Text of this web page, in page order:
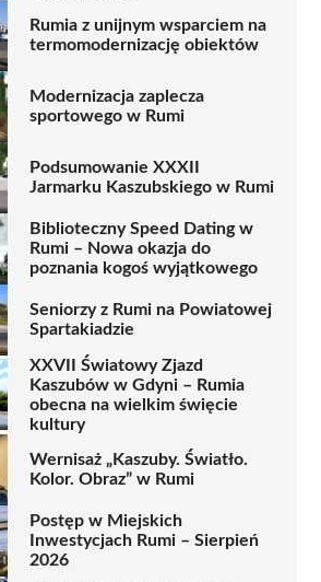
Rumia z unijnym wsparciem na
termomodernizację obiektów
Modernizacja zaplecza
sportowego w Rumi
Podsumowanie XXXII
Jarmarku Kaszubskiego w Rumi
Biblioteczny Speed Dating w
Rumi – Nowa okazja do
poznania kogoś wyjątkowego
Seniorzy z Rumi na Powiatowej
Spartakiadzie
XXVII Światowy Zjazd
Kaszubów w Gdyni – Rumia
obecna na wielkim święcie
kultury
Wernisaż „Kaszuby. Światło.
Kolor. Obraz” w Rumi
Postęp w Miejskich
Inwestycjach Rumi – Sierpień
2026